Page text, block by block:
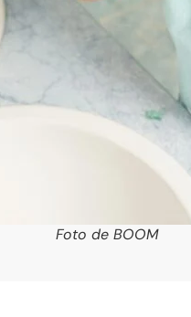
Foto de BOOM